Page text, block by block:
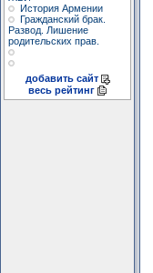
История Армении
Гражданский брак.
Развод. Лишение
родительских прав.
добавить сайт
весь рейтинг